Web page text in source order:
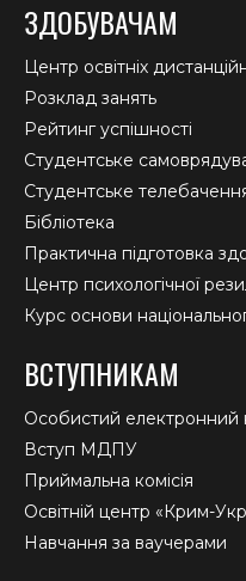
ЗДОБУВАЧАМ
Центр освітніх
Розклад занять
Рейтинг успішності
Студентське
Студентське
Бібліотека
Практична підготовка
Центр психологічної
Курс основи
ВСТУПНИКАМ
Особистий електронний
Вступ МДПУ
Приймальна комісія
Освітній центр «Крим-
Навчання за ваучерами